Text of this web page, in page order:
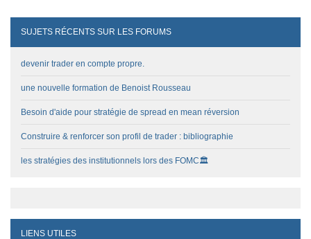
SUJETS RÉCENTS SUR LES FORUMS
devenir trader en compte propre.
une nouvelle formation de Benoist Rousseau
Besoin d'aide pour stratégie de spread en mean réversion
Construire & renforcer son profil de trader : bibliographie
les stratégies des institutionnels lors des FOMC🏛️
LIENS UTILES